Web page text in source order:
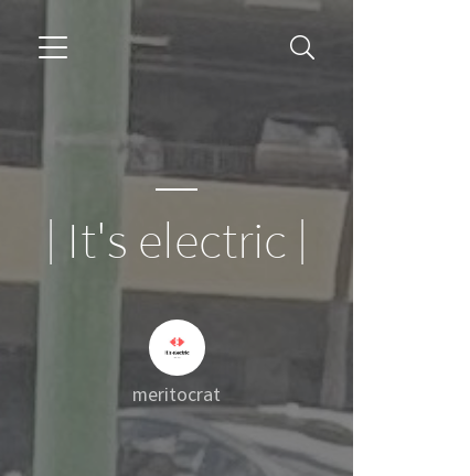
| It's electric |
meritocrat